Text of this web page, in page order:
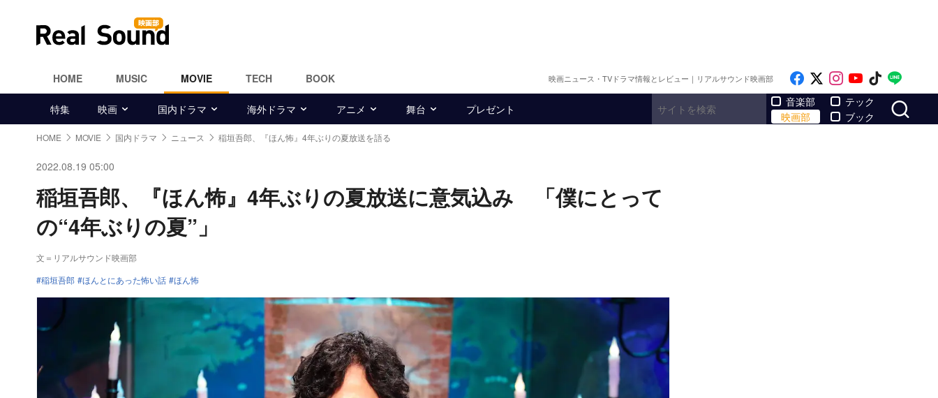
HOME MUSIC MOVIE TECH BOOK 映画ニュース・TVドラマ情報とレビュー｜リアルサウンド映画部 Like on Facebook
Follow on x
Follow on
Follow on
Follow
特集 映画 国内ドラマ 海外ドラマ アニメ 舞台 プレゼント
音楽部
映画部
テック
ブック
HOME MOVIE 国内ドラマ ニュース 稲垣吾郎、『ほん怖』4年ぶりの夏放送を語る
2022.08.19 05:00
稲垣吾郎、『ほん怖』4年ぶりの夏放送に意気込み 「僕にとって
の“4年ぶりの夏”」
文＝リアルサウンド映画部
稲垣吾郎
ほんとにあった怖い話 ほん怖